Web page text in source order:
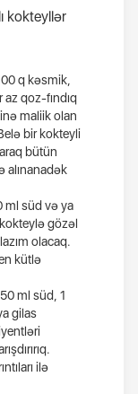
kokteyllər
q kəsmik,
az qoz-fındıq
maliik olan
bir kokteyli
bütün
alınanadək
ml süd və ya
gözəl
olacaq.
kütlə
ml süd, 1
gilas
ilə